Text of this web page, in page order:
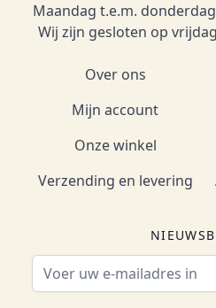
Maandag t.e.m.
Wij zijn gesloten op
Over ons
Mijn account
Onze winkel
Verzending en levering